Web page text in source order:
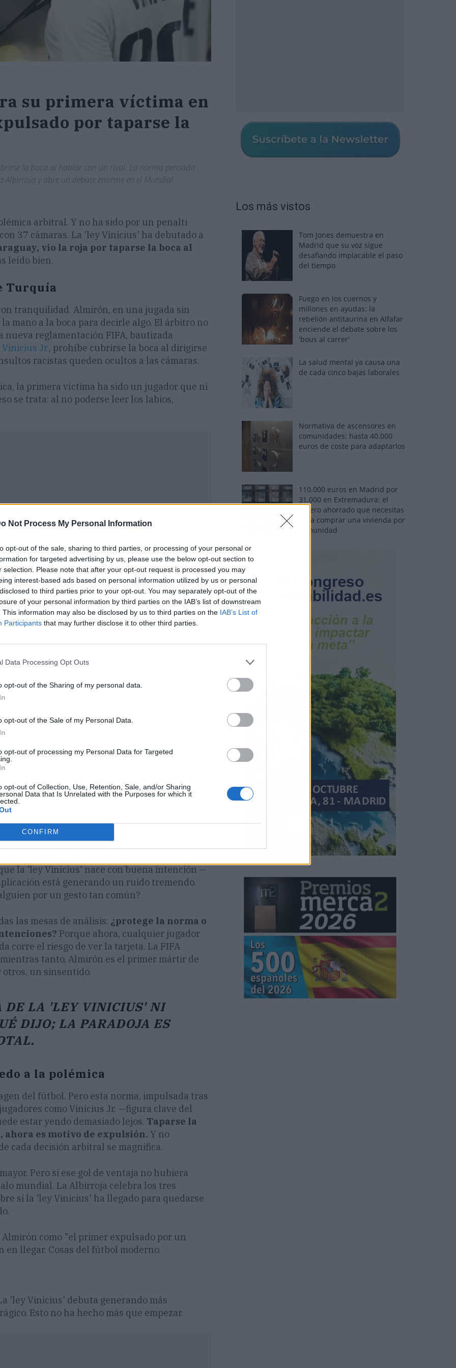
Not Process My Personal Information
opt-out of the sale, sharing to third parties, or processing of your personal or
for targeted advertising by us, please use the below opt-out section to
selection. Please note that after your opt-out request is processed you may
interest-based ads based on personal information utilized by us or personal
to third parties prior to your opt-out. You may separately opt-out of the
of your personal information by third parties on the IAB’s list of downstream
This information may also be disclosed by us to third parties on the IAB’s List of
Participants that may further disclose it to other third parties.
Data Processing Opt Outs
opt-out of the Sharing of my personal data.
opt-out of the Sale of my Personal Data.
opt-out of processing my Personal Data for Targeted
opt-out of Collection, Use, Retention, Sale, and/or Sharing
Data that Is Unrelated with the Purposes for which it
CONFIRM
su primera víctima en
por taparse la
la boca al hablar con un rival. La norma pensada
y abre un debate enorme en el Mundial.
arbitral. Y no ha sido por un penalti
37 cámaras. La 'ley Vinicius' ha debutado a
vio la roja por taparse la boca al
leído bien.
Turquía
tranquilidad. Almirón, en una jugada sin
mano a la boca para decirle algo. El árbitro no
nueva reglamentación FIFA, bautizada
Vinicius Jr., prohíbe cubrirse la boca al dirigirse
racistas queden ocultos a las cámaras.
la primera víctima ha sido un jugador que ni
se trata: al no poderse leer los labios,
todos"
incredulidad.
en zona mixta:"Las reglas hoy en día son...
Y remató: "Sentimos que estamos jugando
de mis compañeros. Jugamos en contra
Turquía. Jugó contra un reglamento que
la 'ley Vinicius' nace con buena intención —
está generando un ruido tremendo.
por un gesto tan común?
las mesas de análisis: ¿protege la norma o
Porque ahora, cualquier jugador
corre el riesgo de ver la tarjeta. La FIFA
tanto, Almirón es el primer mártir de
un sinsentido.
DE LA 'LEY VINICIUS' NI
DIJO; LA PARADOJA ES
a la polémica
del fútbol. Pero esta norma, impulsada tras
como Vinicius Jr. —figura clave del
estar yendo demasiado lejos. Taparse la
ahora es motivo de expulsión. Y no
cada decisión arbitral se magnifica.
Pero si ese gol de ventaja no hubiera
mundial. La Albirroja celebra los tres
si la 'ley Vinicius' ha llegado para quedarse
como "el primer expulsado por un
en llegar. Cosas del fútbol moderno.
'ley Vinicius' debuta generando más
Esto no ha hecho más que empezar.
Los más vistos
Tom Jones demuestra en
Madrid que su voz sigue
desafiando implacable el paso
del tiempo
Fuego en los cuernos y
millones en ayudas: la
rebelión antitaurina en Alfafar
enciende el debate sobre los
'bous al carrer'
La salud mental ya causa una
de cada cinco bajas laborales
Normativa de ascensores en
comunidades: hasta 40.000
euros de coste para adaptarlos
110.000 euros en Madrid por
31.000 en Extremadura: el
dinero ahorrado que necesitas
para comprar una vivienda por
comunidad